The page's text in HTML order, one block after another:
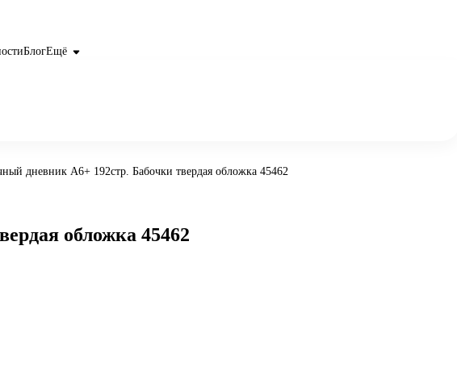
БлогЕщё
дневник А6+ 192стр. Бабочки твердая обложка 45462
обложка 45462